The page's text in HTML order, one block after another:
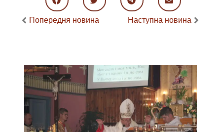
Попередня новина Наступна новина